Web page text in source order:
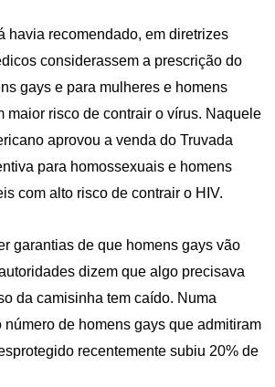
havia recomendado, em diretrizes
considerassem a prescrição do
gays e para mulheres e homens
maior risco de contrair o vírus. Naquele
aprovou a venda do Truvada
para homossexuais e homens
com alto risco de contrair o HIV.
garantias de que homens gays vão
dizem que algo precisava
da camisinha tem caído. Numa
número de homens gays que admitiram
recentemente subiu 20% de